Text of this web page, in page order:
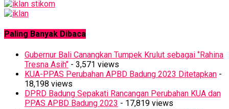
Paling Banyak Dibaca
Gubernur Bali Canangkan Tumpek Krulut sebagai ‘’Rahina
Tresna Asih’’ - 3,571 views
KUA-PPAS Perubahan APBD Badung 2023 Ditetapkan -
18,198 views
DPRD Badung Sepakati Rancangan Perubahan KUA dan
PPAS APBD Badung 2023 - 17,819 views